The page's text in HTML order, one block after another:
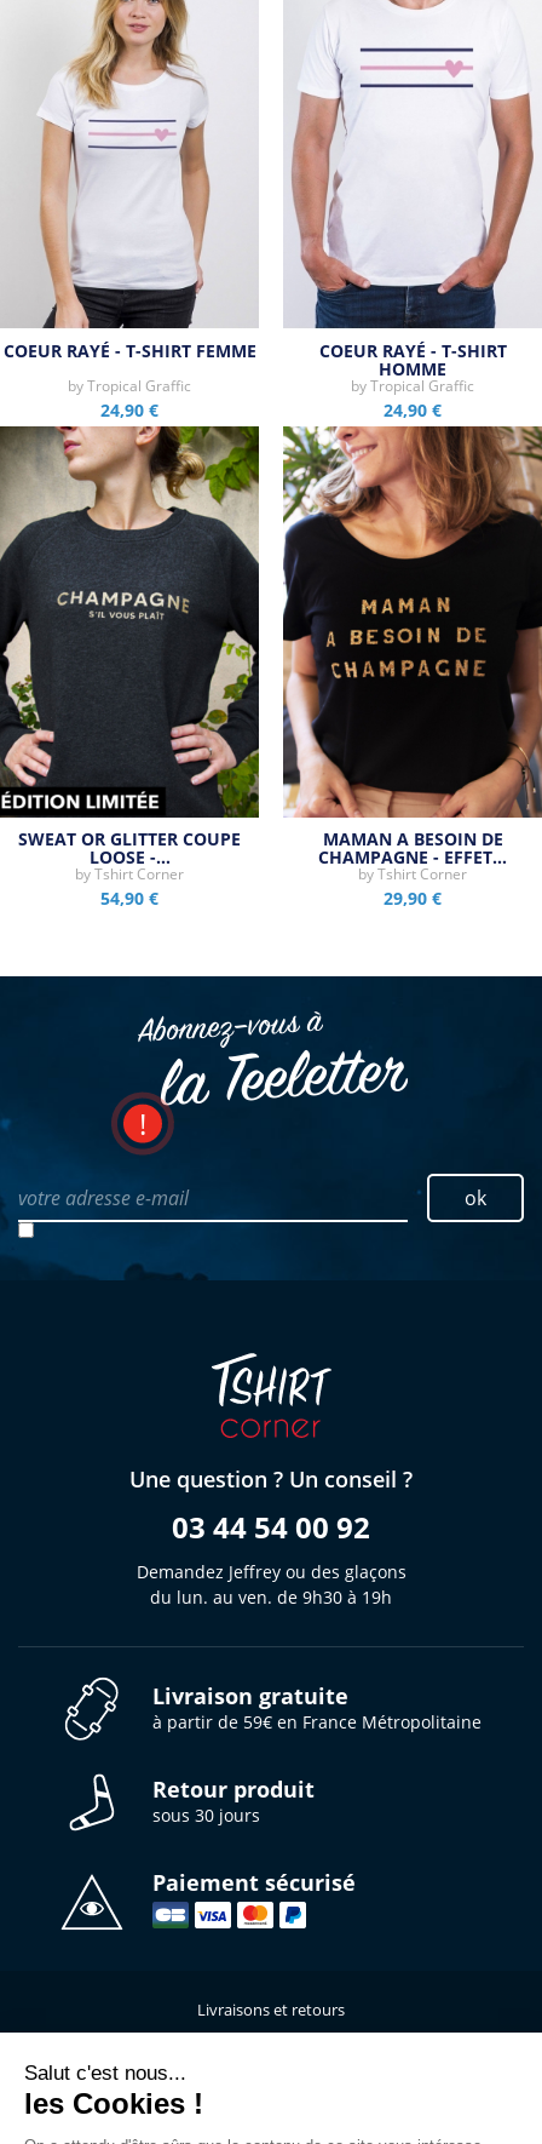
COEUR RAYÉ - T-SHIRT FEMME
byTropical Graffic
24,90 €
COEUR RAYÉ - T-SHIRT
HOMME
byTropical Graffic
24,90 €
SWEAT OR GLITTER COUPE
LOOSE -…
byTshirt Corner
54,90 €
MAMAN A BESOIN DE
CHAMPAGNE - EFFET…
byTshirt Corner
29,90 €
Abonnez–vous à
la Teeletter
votre adresse e-mail ok
Une question ? Un conseil ?
03 44 54 00 92
Demandez Jeffrey ou des glaçons
du lun. au ven. de 9h30 à 19h
Livraison gratuite
à partir de 59€ en France Métropolitaine
Retour produit
sous 30 jours
Paiement sécurisé
Livraisons et retours
Qui sommes-nous ?
Salut c'est nous...
les Cookies !